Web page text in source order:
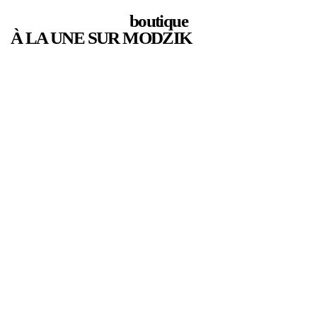
boutique
À LA UNE SUR MODZIK